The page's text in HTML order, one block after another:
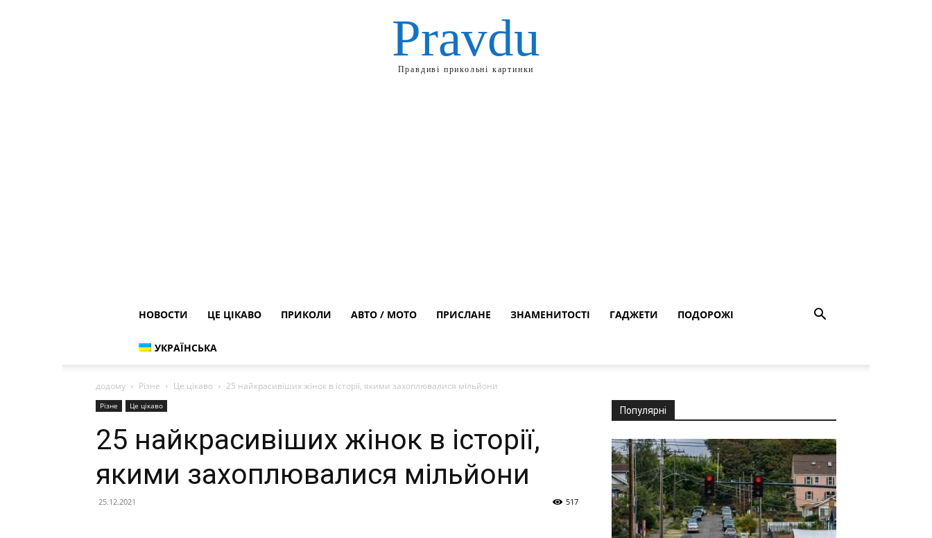
Pravdu
Правдиві прикольні картинки
НОВОСТИ ЦЕ ЦІКАВО ПРИКОЛИ АВТО / МОТО ПРИСЛАНЕ ЗНАМЕНИТОСТІ ГАДЖЕТИ ПОДОРОЖІ
УКРАЇНСЬКА
додому Різне Це цікаво 25 найкрасивіших жінок в історії, якими захоплювалися мільйони
Різне Це цікаво
25 найкрасивіших жінок в історії,
якими захоплювалися мільйони
25.12.2021 517
Популярні